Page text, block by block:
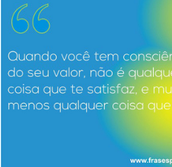
quando estiver irritado
Não decida
nada enquanto estiver triste
indiretas,boa tarde
namorada